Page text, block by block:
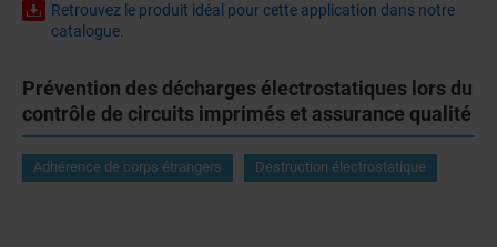
Retrouvez le produit idéal pour cette application dans notre
catalogue.
Prévention des décharges électrostatiques lors du
contrôle de circuits imprimés et assurance qualité
Adhérence de corps étrangers Destruction électrostatique